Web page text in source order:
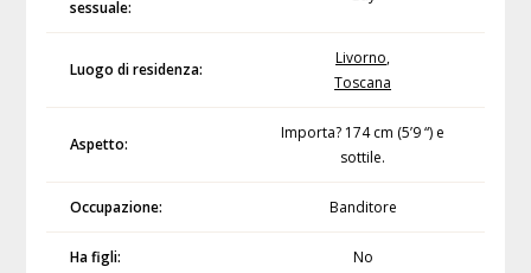
sessuale:
Luogo di residenza:
Livorno,
Toscana
Aspetto:
Importa? 174 cm (5’9 “) e
sottile.
Occupazione: Banditore
Ha figli: No